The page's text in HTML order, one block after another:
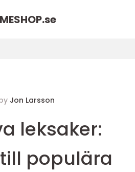
MESHOP.se
Jon Larsson
leksaker:
populära